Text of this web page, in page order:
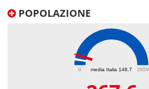
POPOLAZIONE
media Italia 148.7
0 2850